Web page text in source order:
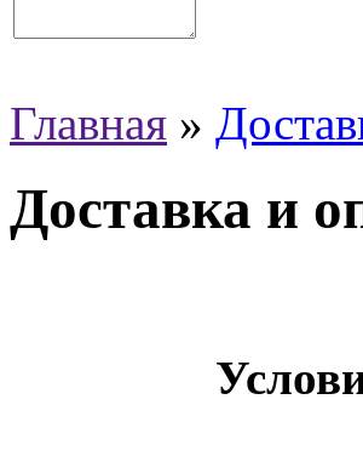
Главная »
Доставка и